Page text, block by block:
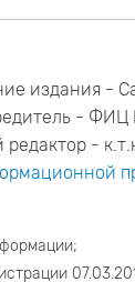
издания -
-
редактор -